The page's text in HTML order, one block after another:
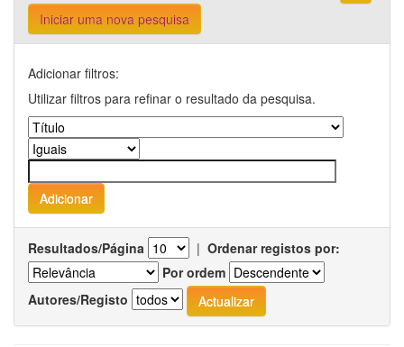
Iniciar uma nova pesquisa
Adicionar filtros:
Utilizar filtros para refinar o resultado da pesquisa.
Resultados/Página | Ordenar registos por:
Por ordem
Autores/Registo